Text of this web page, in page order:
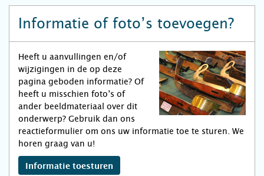
Informatie of foto’s toevoegen?
Heeft u aanvullingen en/of
wijzigingen in de op deze
pagina geboden informatie? Of
heeft u misschien foto’s of
ander beeldmateriaal over dit
onderwerp? Gebruik dan ons
reactieformulier om ons uw informatie toe te sturen. We
horen graag van u!
Informatie toesturen